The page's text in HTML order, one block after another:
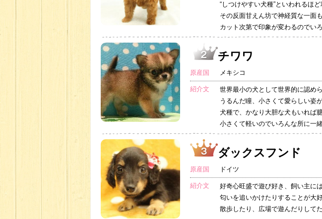
“しつけやすい犬種”といわれるほ
その反面甘えん坊で神経質な一面も
カット次第で印象が変わるのでい
チワワ
原産国 メキシコ
紹介文
世界最小の犬として世界的に認め
うるんだ瞳、小さくて愛らしい姿
犬種で、かなり大胆な犬もいれば
小さくて軽いのでいろんな所に一
ダックスフンド
原産国 ドイツ
紹介文
好奇心旺盛で遊び好き、飼い主に
匂いを追いかけたりすることが大
散歩したり、広場で遊んだりして